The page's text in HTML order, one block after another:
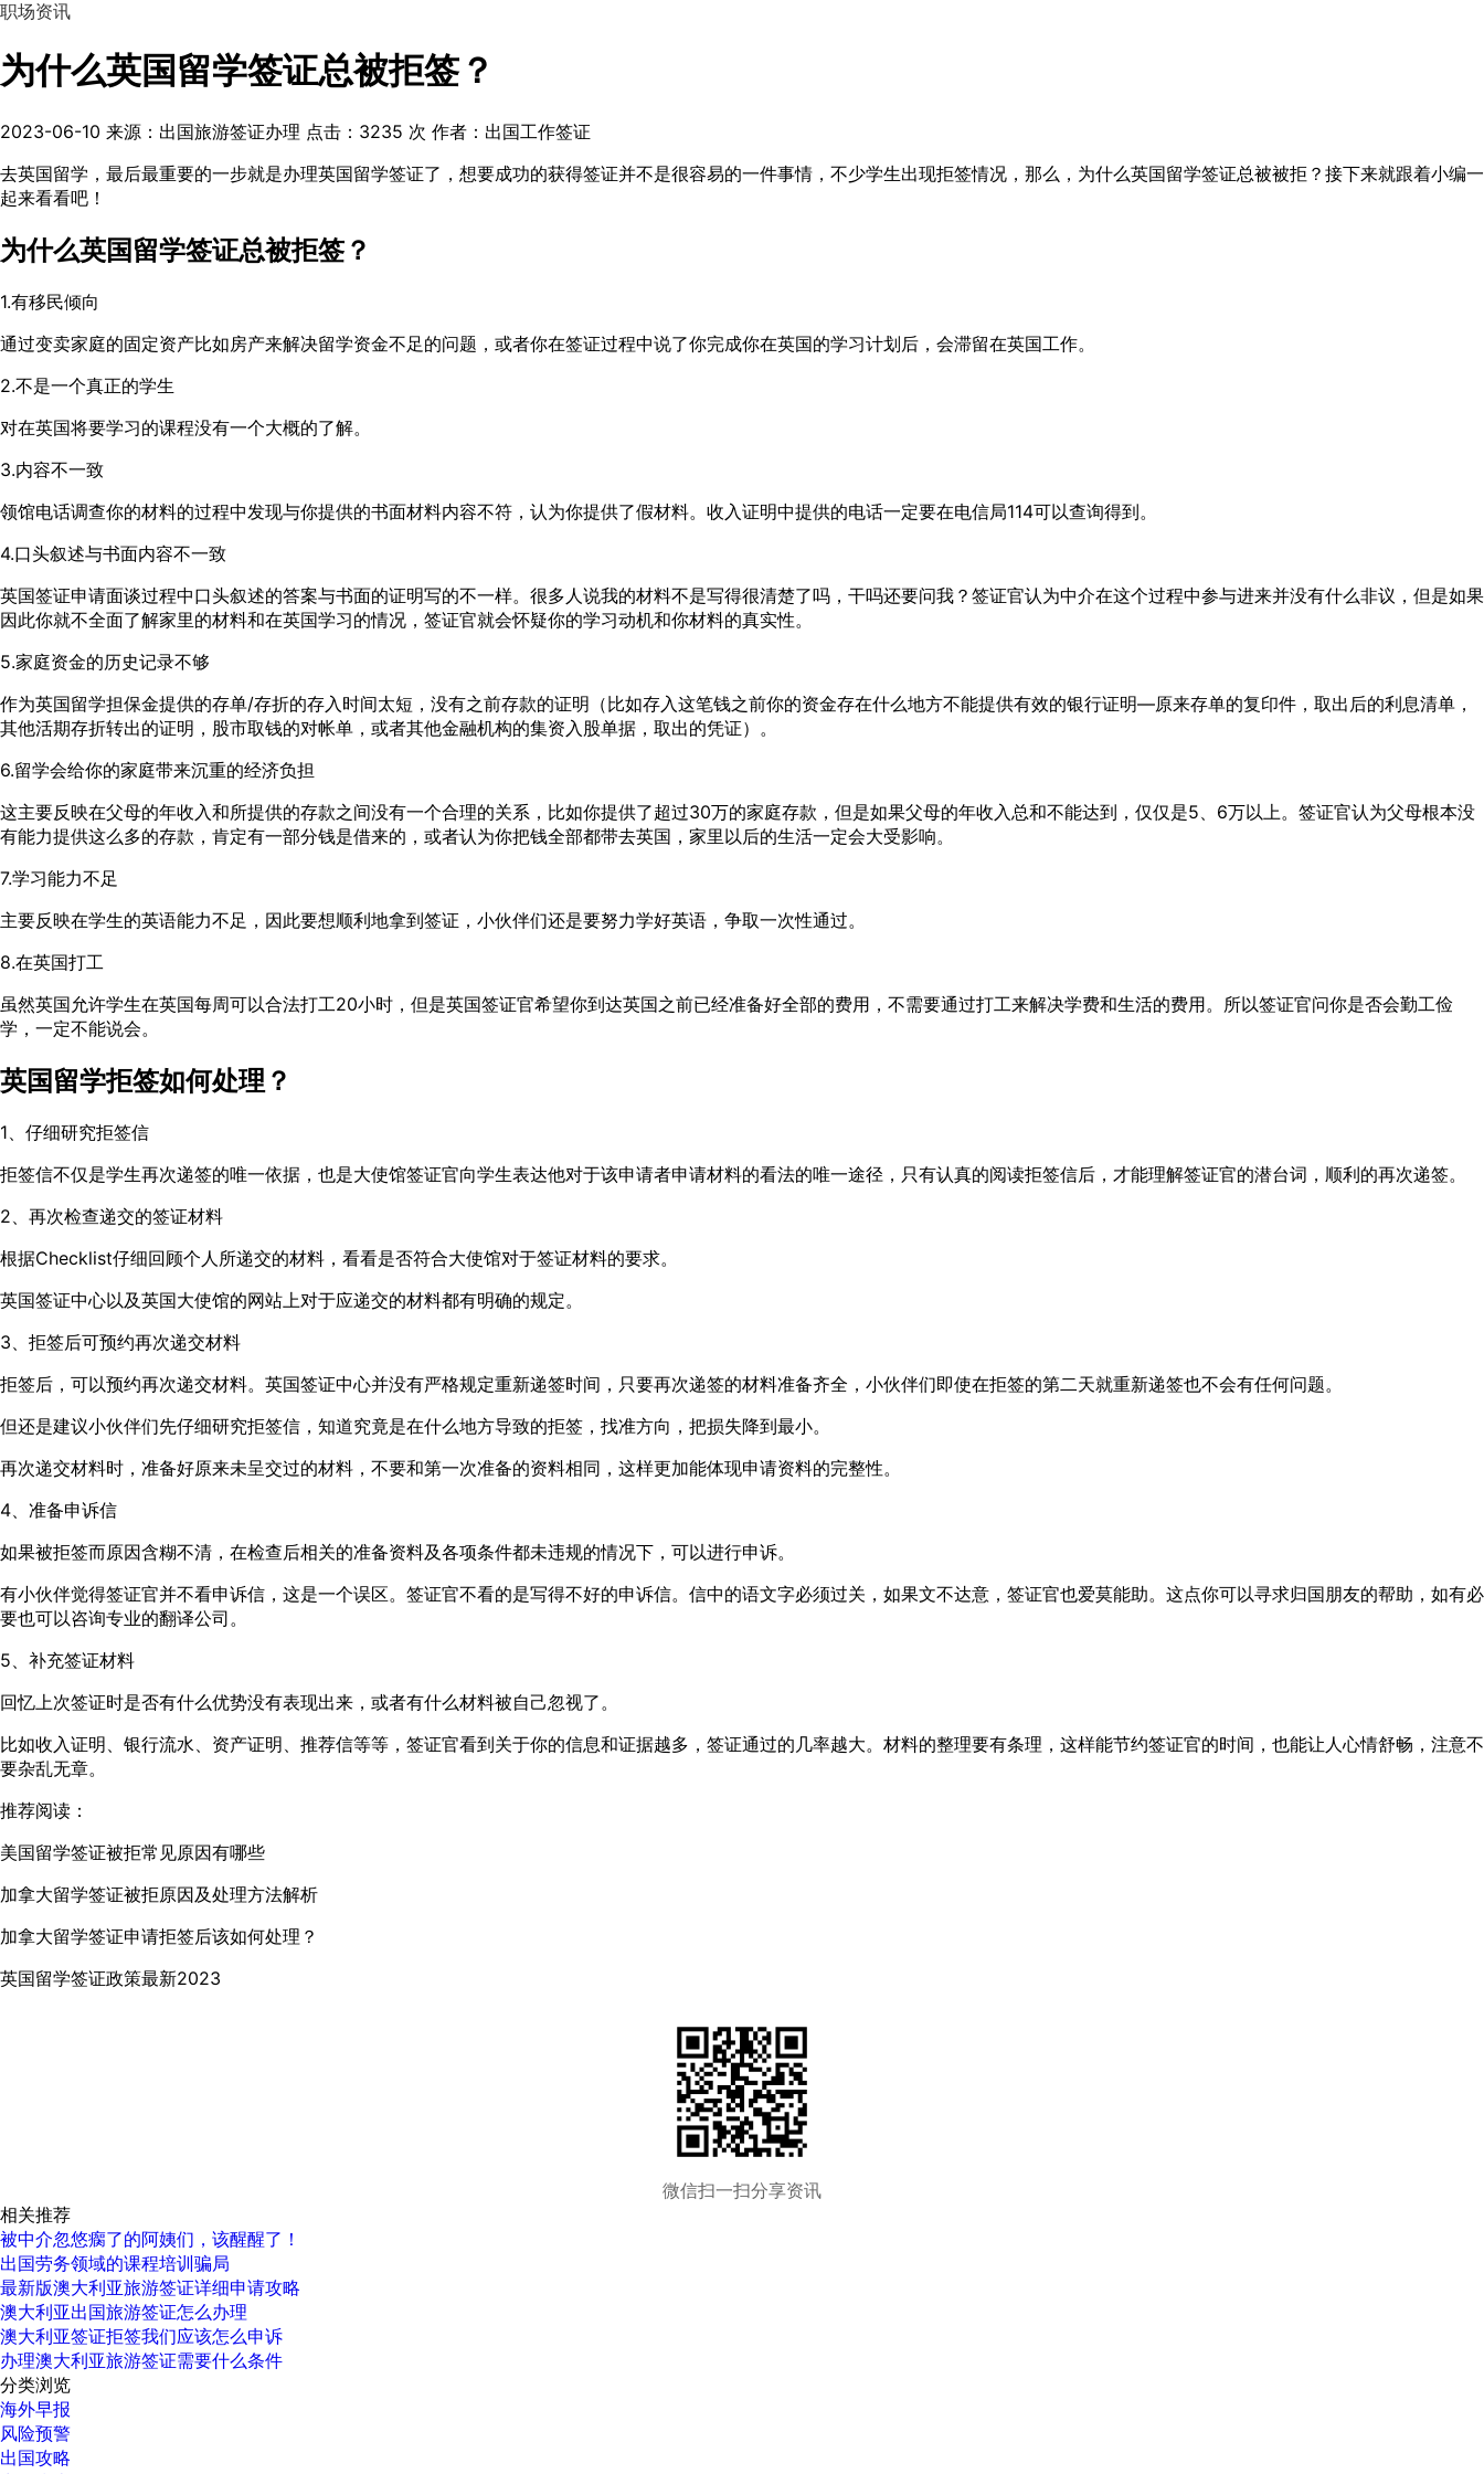
职场资讯
为什么英国留学签证总被拒签？
2023-06-10 来源：出国旅游签证办理 点击： 3235 次 作者：出国工作签证
去英国留学，最后最重要的一步就是办理英国留学签证了，想要成功的获得签证并不是很容易的一件事情，不少学生出现拒签情况，那么，为什么英国留学签证总被被拒？接下来就跟着小编一
起来看看吧！
为什么英国留学签证总被拒签？
1.有移民倾向
通过变卖家庭的固定资产比如房产来解决留学资金不足的问题，或者你在签证过程中说了你完成你在英国的学习计划后，会滞留在英国工作。
2.不是一个真正的学生
对在英国将要学习的课程没有一个大概的了解。
3.内容不一致
领馆电话调查你的材料的过程中发现与你提供的书面材料内容不符，认为你提供了假材料。收入证明中提供的电话一定要在电信局114可以查询得到。
4.口头叙述与书面内容不一致
英国签证申请面谈过程中口头叙述的答案与书面的证明写的不一样。很多人说我的材料不是写得很清楚了吗，干吗还要问我？签证官认为中介在这个过程中参与进来并没有什么非议，但是如果
因此你就不全面了解家里的材料和在英国学习的情况，签证官就会怀疑你的学习动机和你材料的真实性。
5.家庭资金的历史记录不够
作为英国留学担保金提供的存单/存折的存入时间太短，没有之前存款的证明（比如存入这笔钱之前你的资金存在什么地方不能提供有效的银行证明—原来存单的复印件，取出后的利息清单，
其他活期存折转出的证明，股市取钱的对帐单，或者其他金融机构的集资入股单据，取出的凭证）。
6.留学会给你的家庭带来沉重的经济负担
这主要反映在父母的年收入和所提供的存款之间没有一个合理的关系，比如你提供了超过30万的家庭存款，但是如果父母的年收入总和不能达到，仅仅是5、6万以上。签证官认为父母根本没
有能力提供这么多的存款，肯定有一部分钱是借来的，或者认为你把钱全部都带去英国，家里以后的生活一定会大受影响。
7.学习能力不足
主要反映在学生的英语能力不足，因此要想顺利地拿到签证，小伙伴们还是要努力学好英语，争取一次性通过。
8.在英国打工
虽然英国允许学生在英国每周可以合法打工20小时，但是英国签证官希望你到达英国之前已经准备好全部的费用，不需要通过打工来解决学费和生活的费用。所以签证官问你是否会勤工俭
学，一定不能说会。
英国留学拒签如何处理？
1、仔细研究拒签信
拒签信不仅是学生再次递签的唯一依据，也是大使馆签证官向学生表达他对于该申请者申请材料的看法的唯一途径，只有认真的阅读拒签信后，才能理解签证官的潜台词，顺利的再次递签。
2、再次检查递交的签证材料
根据Checklist仔细回顾个人所递交的材料，看看是否符合大使馆对于签证材料的要求。
英国签证中心以及英国大使馆的网站上对于应递交的材料都有明确的规定。
3、拒签后可预约再次递交材料
拒签后，可以预约再次递交材料。英国签证中心并没有严格规定重新递签时间，只要再次递签的材料准备齐全，小伙伴们即使在拒签的第二天就重新递签也不会有任何问题。
但还是建议小伙伴们先仔细研究拒签信，知道究竟是在什么地方导致的拒签，找准方向，把损失降到最小。
再次递交材料时，准备好原来未呈交过的材料，不要和第一次准备的资料相同，这样更加能体现申请资料的完整性。
4、准备申诉信
如果被拒签而原因含糊不清，在检查后相关的准备资料及各项条件都未违规的情况下，可以进行申诉。
有小伙伴觉得签证官并不看申诉信，这是一个误区。签证官不看的是写得不好的申诉信。信中的语文字必须过关，如果文不达意，签证官也爱莫能助。这点你可以寻求归国朋友的帮助，如有必
要也可以咨询专业的翻译公司。
5、补充签证材料
回忆上次签证时是否有什么优势没有表现出来，或者有什么材料被自己忽视了。
比如收入证明、银行流水、资产证明、推荐信等等，签证官看到关于你的信息和证据越多，签证通过的几率越大。材料的整理要有条理，这样能节约签证官的时间，也能让人心情舒畅，注意不
要杂乱无章。
推荐阅读：
美国留学签证被拒常见原因有哪些
加拿大留学签证被拒原因及处理方法解析
加拿大留学签证申请拒签后该如何处理？
英国留学签证政策最新2023
微信扫一扫分享资讯
相关推荐
被中介忽悠瘸了的阿姨们，该醒醒了！
出国劳务领域的课程培训骗局
最新版澳大利亚旅游签证详细申请攻略
澳大利亚出国旅游签证怎么办理
澳大利亚签证拒签我们应该怎么申诉
办理澳大利亚旅游签证需要什么条件
分类浏览
海外早报
风险预警
出国攻略